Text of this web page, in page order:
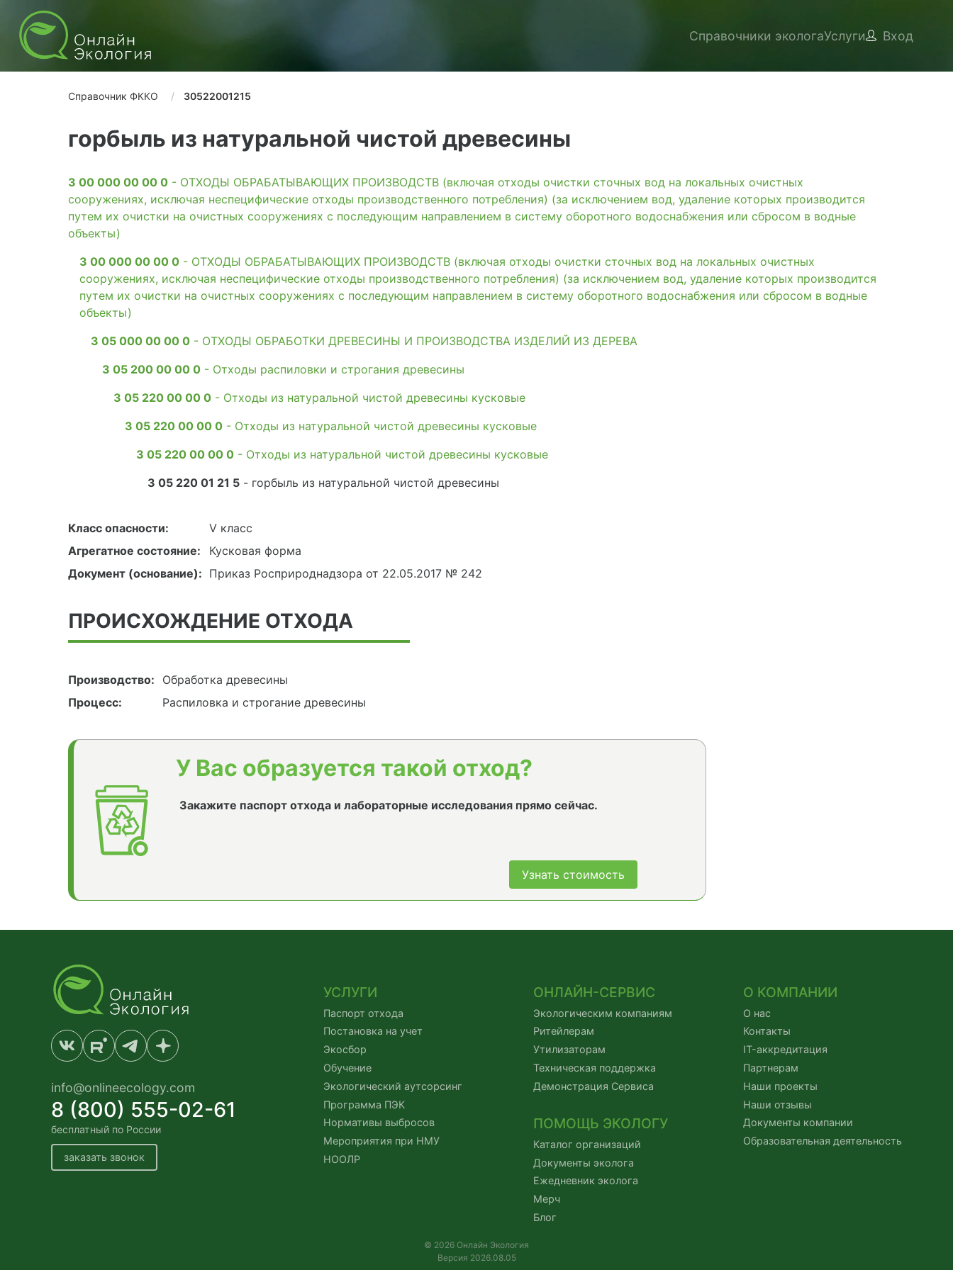
Справочники экологаУслуги Вход
Справочник ФККО 30522001215
горбыль из натуральной чистой древесины
3 00 000 00 00 0 - ОТХОДЫ ОБРАБАТЫВАЮЩИХ ПРОИЗВОДСТВ (включая отходы очистки сточных вод на локальных очистных
сооружениях, исключая неспецифические отходы производственного потребления) (за исключением вод, удаление которых производится
путем их очистки на очистных сооружениях с последующим направлением в систему оборотного водоснабжения или сбросом в водные
объекты)
3 00 000 00 00 0 - ОТХОДЫ ОБРАБАТЫВАЮЩИХ ПРОИЗВОДСТВ (включая отходы очистки сточных вод на локальных очистных
сооружениях, исключая неспецифические отходы производственного потребления) (за исключением вод, удаление которых производится
путем их очистки на очистных сооружениях с последующим направлением в систему оборотного водоснабжения или сбросом в водные
объекты)
3 05 000 00 00 0 - ОТХОДЫ ОБРАБОТКИ ДРЕВЕСИНЫ И ПРОИЗВОДСТВА ИЗДЕЛИЙ ИЗ ДЕРЕВА
3 05 200 00 00 0 - Отходы распиловки и строгания древесины
3 05 220 00 00 0 - Отходы из натуральной чистой древесины кусковые
3 05 220 00 00 0 - Отходы из натуральной чистой древесины кусковые
3 05 220 00 00 0 - Отходы из натуральной чистой древесины кусковые
3 05 220 01 21 5 - горбыль из натуральной чистой древесины
Класс опасности:
V класс
Агрегатное состояние:
Кусковая форма
Документ (основание): Приказ Росприроднадзора от 22.05.2017 № 242
ПРОИСХОЖДЕНИЕ ОТХОДА
Производство:
Обработка древесины
Процесс:
Распиловка и строгание древесины
У Вас образуется такой отход?
Закажите паспорт отхода и лабораторные исследования прямо сейчас.
Узнать стоимость
info@onlineecology.com
8 (800) 555-02-61
бесплатный по России
заказать звонок
УСЛУГИ
Паспорт отхода
Постановка на учет
Экосбор
Обучение
Экологический аутсорсинг
Программа ПЭК
Нормативы выбросов
Мероприятия при НМУ
НООЛР
ОНЛАЙН-СЕРВИС
Экологическим компаниям
Ритейлерам
Утилизаторам
Техническая поддержка
Демонстрация Сервиса
ПОМОЩЬ ЭКОЛОГУ
Каталог организаций
Документы эколога
Ежедневник эколога
Мерч
Блог
О КОМПАНИИ
О нас
Контакты
IT-аккредитация
Партнерам
Наши проекты
Наши отзывы
Документы компании
Образовательная деятельность
© 2026 Онлайн Экология
Версия 2026.08.05